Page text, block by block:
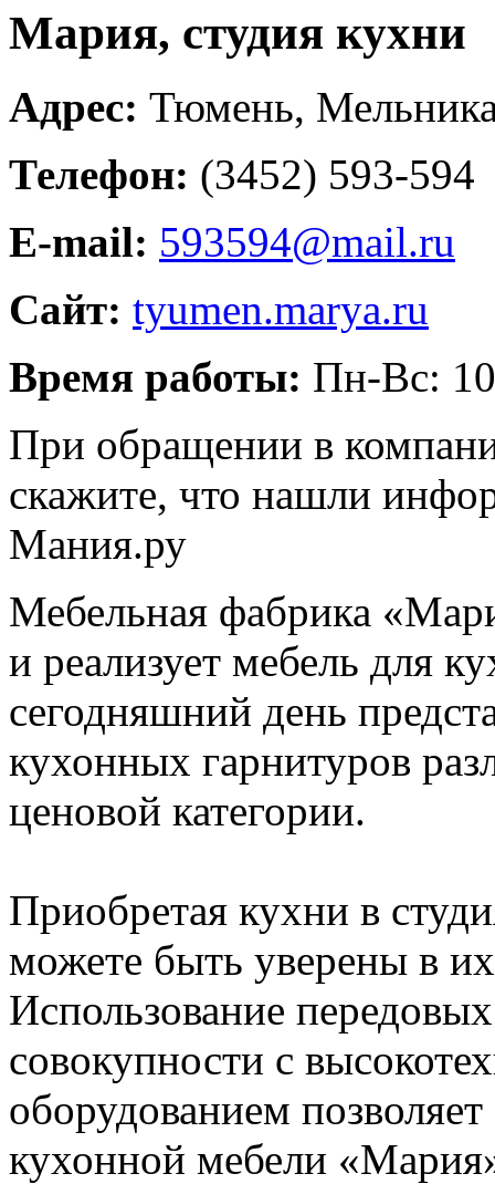
Мария, студия кухни
Адрес: Тюмень,
Телефон: (3452) 593-594
E-mail: 593594@mail.ru
Сайт: tyumen.marya.ru
Время работы: Пн-Вс:
При обращении в
скажите, что нашли
Мания.ру
Мебельная фабрика
и реализует мебель для
сегодняшний день
кухонных гарнитуров
ценовой категории.
Приобретая кухни в
можете быть уверены в их
Использование
совокупности с
оборудованием
кухонной мебели